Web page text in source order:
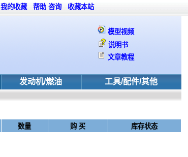
模型视频
说明书
文章教程
发动机/燃油 工具/配件/其他
我的收藏 帮助 咨询 收藏本站
数量 购 买 库存状态